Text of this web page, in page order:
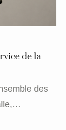
de la
des